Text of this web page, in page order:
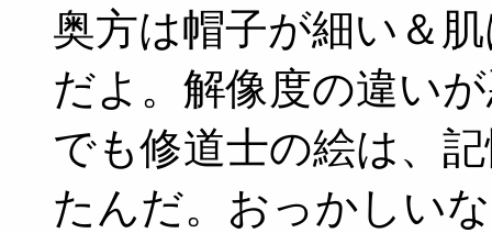
奥方は帽子が細い＆
だよ。解像度の違い
でも修道士の絵は、
たんだ。おっかしい